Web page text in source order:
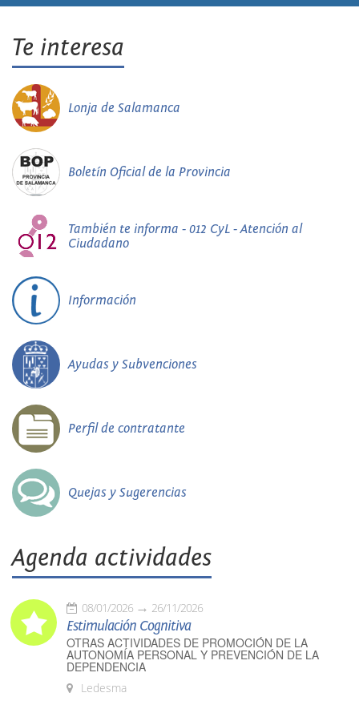
Te interesa
Lonja de Salamanca
Boletín Oficial de la Provincia
También te informa - 012 CyL - Atención al
Ciudadano
Información
Ayudas y Subvenciones
Perfil de contratante
Quejas y Sugerencias
Agenda actividades
08/01/2026 26/11/2026
Estimulación Cognitiva
OTRAS ACTIVIDADES DE PROMOCIÓN DE LA
AUTONOMÍA PERSONAL Y PREVENCIÓN DE LA
DEPENDENCIA
Ledesma